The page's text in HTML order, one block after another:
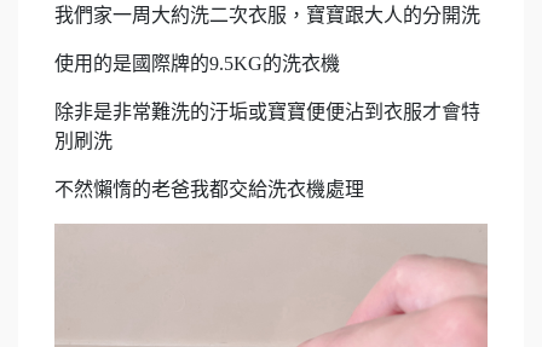
我們家一周大約洗二次衣服，寶寶跟大人的分開洗
使用的是國際牌的9.5KG的洗衣機
除非是非常難洗的汙垢或寶寶便便沾到衣服才會特
別刷洗
不然懶惰的老爸我都交給洗衣機處理